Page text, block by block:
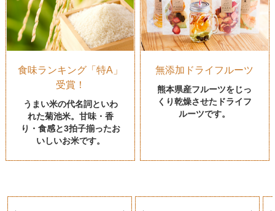
食味ランキング「特A」
受賞！
うまい米の代名詞といわ
れた菊池米。甘味・香
り・食感と3拍子揃ったお
いしいお米です。
無添加ドライフルーツ
熊本県産フルーツをじっ
くり乾燥させたドライフ
ルーツです。